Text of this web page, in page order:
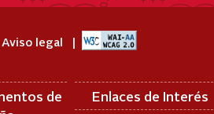
Aviso legal
de
Enlaces de Interés